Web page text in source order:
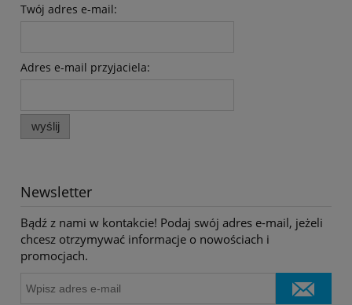
Twój adres e-mail:
Adres e-mail przyjaciela:
wyślij
Newsletter
Bądź z nami w kontakcie! Podaj swój adres e-mail, jeżeli
chcesz otrzymywać informacje o nowościach i
promocjach.